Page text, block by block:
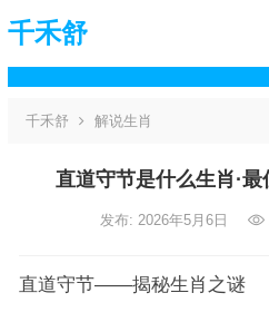
千禾舒
千禾舒 解说生肖
直道守节是什么生肖·
发布: 2026年5月6日
直道守节——揭秘生肖之谜